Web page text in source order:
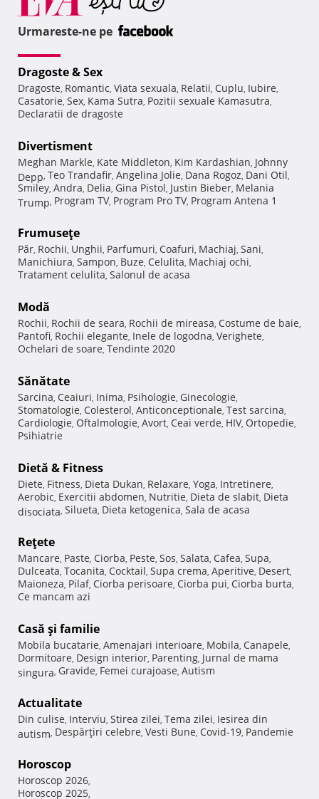
Urmareste-ne pe
Dragoste & Sex
Dragoste, Romantic, Viata sexuala, Relatii, Cuplu, Iubire,
Casatorie, Sex, Kama Sutra, Pozitii sexuale Kamasutra,
Declaratii de dragoste
Divertisment
Meghan Markle, Kate Middleton, Kim Kardashian, Johnny
Depp, Teo Trandafir, Angelina Jolie, Dana Rogoz, Dani Otil,
Smiley, Andra, Delia, Gina Pistol, Justin Bieber, Melania
Trump, Program TV, Program Pro TV, Program Antena 1
Frumuseţe
Păr, Rochii, Unghii, Parfumuri, Coafuri, Machiaj, Sani,
Manichiura, Sampon, Buze, Celulita, Machiaj ochi,
Tratament celulita, Salonul de acasa
Modă
Rochii, Rochii de seara, Rochii de mireasa, Costume de baie,
Pantofi, Rochii elegante, Inele de logodna, Verighete,
Ochelari de soare, Tendinte 2020
Sănătate
Sarcina, Ceaiuri, Inima, Psihologie, Ginecologie,
Stomatologie, Colesterol, Anticonceptionale, Test sarcina,
Cardiologie, Oftalmologie, Avort, Ceai verde, HIV, Ortopedie,
Psihiatrie
Dietă & Fitness
Diete, Fitness, Dieta Dukan, Relaxare, Yoga, Intretinere,
Aerobic, Exercitii abdomen, Nutritie, Dieta de slabit, Dieta
disociata, Silueta, Dieta ketogenica, Sala de acasa
Reţete
Mancare, Paste, Ciorba, Peste, Sos, Salata, Cafea, Supa,
Dulceata, Tocanita, Cocktail, Supa crema, Aperitive, Desert,
Maioneza, Pilaf, Ciorba perisoare, Ciorba pui, Ciorba burta,
Ce mancam azi
Casă şi familie
Mobila bucatarie, Amenajari interioare, Mobila, Canapele,
Dormitoare, Design interior, Parenting, Jurnal de mama
singura, Gravide, Femei curajoase, Autism
Actualitate
Din culise, Interviu, Stirea zilei, Tema zilei, Iesirea din
autism, Despărţiri celebre, Vesti Bune, Covid-19, Pandemie
Horoscop
Horoscop 2026,
Horoscop 2025,